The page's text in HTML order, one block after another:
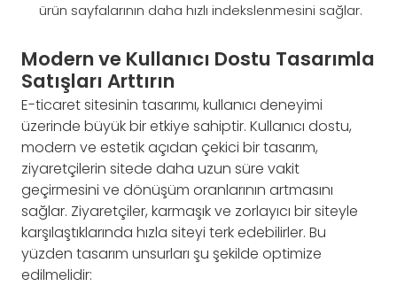
ürün sayfalarının daha hızlı indekslenmesini sağlar.
Modern ve Kullanıcı Dostu Tasarımla
Satışları Arttırın
E-ticaret sitesinin tasarımı, kullanıcı deneyimi
üzerinde büyük bir etkiye sahiptir. Kullanıcı dostu,
modern ve estetik açıdan çekici bir tasarım,
ziyaretçilerin sitede daha uzun süre vakit
geçirmesini ve dönüşüm oranlarının artmasını
sağlar. Ziyaretçiler, karmaşık ve zorlayıcı bir siteyle
karşılaştıklarında hızla siteyi terk edebilirler. Bu
yüzden tasarım unsurları şu şekilde optimize
edilmelidir: